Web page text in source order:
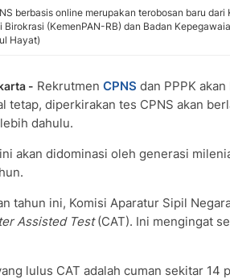
berbasis online merupakan terobosan baru
Birokrasi (KemenPAN-RB) dan Badan
Hayat)
- Rekrutmen CPNS dan PPPK
tetap, diperkirakan tes CPNS akan
dahulu.
akan didominasi oleh generasi
tahun ini, Komisi Aparatur Sipil
Assisted Test(CAT). Ini mengingat
lulus CAT adalah cuman sekitar